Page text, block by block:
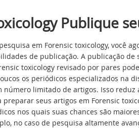
Publique
em Forensic toxicology, você
de publicação. A publicação
toxicology revisado por pares
os periódicos especializados na
número limitado de artigos. Isso reduz
seus artigos em Forensic
nos quais suas chances são
no caso de pesquisa altamente